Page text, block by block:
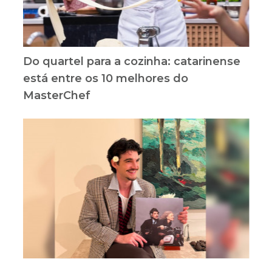
Do quartel para a cozinha: catarinense
está entre os 10 melhores do
MasterChef